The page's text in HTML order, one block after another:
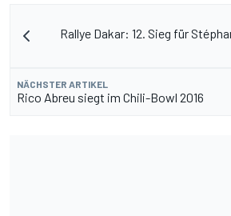
Rallye Dakar: 12. Sieg für
NÄCHSTER ARTIKEL
Rico Abreu siegt im Chili-Bowl 2016